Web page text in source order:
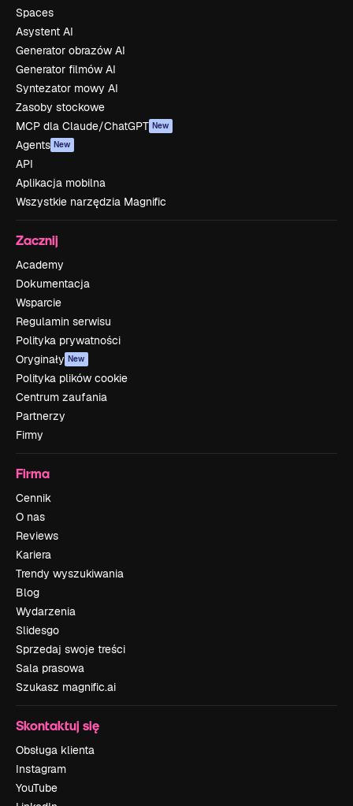
Spaces
Asystent AI
Generator obrazów AI
Generator filmów AI
Syntezator mowy AI
Zasoby stockowe
MCP dla Claude/ChatGPT New
Agents New
API
Aplikacja mobilna
Wszystkie narzędzia Magnific
Zacznij
Academy
Dokumentacja
Wsparcie
Regulamin serwisu
Polityka prywatności
Oryginały New
Polityka plików cookie
Centrum zaufania
Partnerzy
Firmy
Firma
Cennik
O nas
Reviews
Kariera
Trendy wyszukiwania
Blog
Wydarzenia
Slidesgo
Sprzedaj swoje treści
Sala prasowa
Szukasz magnific.ai
Skontaktuj się
Obsługa klienta
Instagram
YouTube